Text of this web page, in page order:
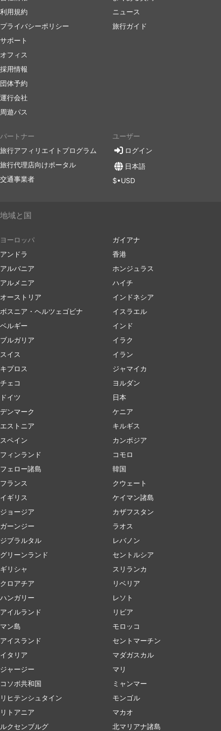
利用規約
プライバシーポリシー
サポート
オフィス
採用情報
団体予約
運行会社
周遊パス
ニュース
旅行ガイド
パートナー
旅行アフィリエイトプログラム
旅行代理店向けポータル
交通事業者
ユーザー
ログイン
日本語
$•USD
地域と国
ヨーロッパ
アンドラ
アルバニア
アルメニア
オーストリア
ボスニア・ヘルツェゴビナ
ベルギー
ブルガリア
スイス
キプロス
チェコ
ドイツ
デンマーク
エストニア
スペイン
フィンランド
フェロー諸島
フランス
イギリス
ジョージア
ガーンジー
ジブラルタル
グリーンランド
ギリシャ
クロアチア
ハンガリー
アイルランド
マン島
アイスランド
イタリア
ジャージー
コソボ共和国
リヒテンシュタイン
リトアニア
ルクセンブルグ
ガイアナ
香港
ホンジュラス
ハイチ
インドネシア
イスラエル
インド
イラク
イラン
ジャマイカ
ヨルダン
日本
ケニア
キルギス
カンボジア
コモロ
韓国
クウェート
ケイマン諸島
カザフスタン
ラオス
レバノン
セントルシア
スリランカ
リベリア
レソト
リビア
モロッコ
セントマーチン
マダガスカル
マリ
ミャンマー
モンゴル
マカオ
北マリアナ諸島